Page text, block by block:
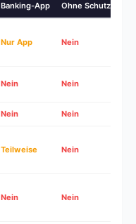
Banking-App Ohne Schutz
Nur App Nein
Nein Nein
Nein Nein
Teilweise Nein
Nein Nein